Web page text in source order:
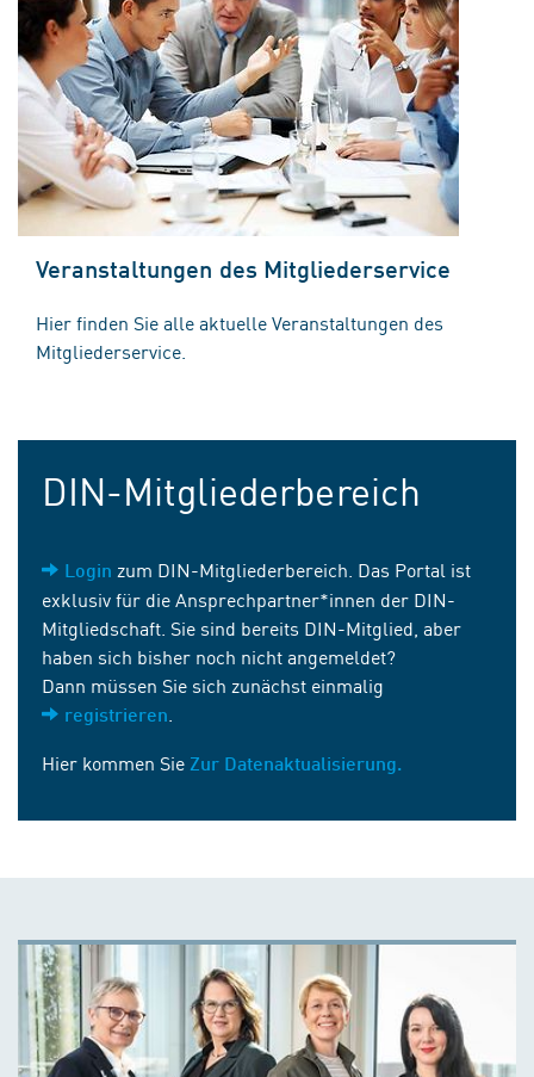
Veranstaltungen des Mitgliederservice
Hier finden Sie alle aktuelle Veranstaltungen des
Mitgliederservice.
DIN-Mitgliederbereich
Login zum DIN-Mitgliederbereich. Das Portal ist
exklusiv für die Ansprechpartner*innen der DIN-
Mitgliedschaft. Sie sind bereits DIN-Mitglied, aber
haben sich bisher noch nicht angemeldet?
Dann müssen Sie sich zunächst einmalig
registrieren
Hier kommen Sie Zur Datenaktualisierung.